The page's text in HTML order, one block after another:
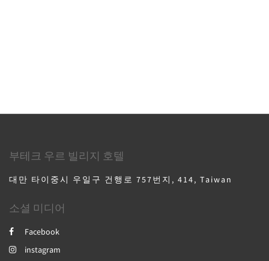
부테크 우르 빌리지 호텔
대만 타이중시 우일구 건행로 757번지, 414, Taiwan
소셜 미디어
Facebook
instagram